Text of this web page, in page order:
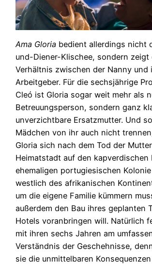
Ama Gloria bedient allerdings nicht
und-Diener-Klischee, sondern zeigt
Verhältnis zwischen der Nanny und
Arbeitgeber. Für die sechsjährige
Cleó ist Gloria sogar weit mehr als
Betreuungsperson, sondern ganz
unverzichtbare Ersatzmutter. Und
Mädchen von ihr auch nicht
Gloria sich nach dem Tod der
Heimatstadt auf den kapverdischen
ehemaligen portugiesischen
westlich des afrikanischen
um die eigene Familie kümmern
außerdem den Bau ihres geplanten
Hotels voranbringen will. Natürlich
mit ihren sechs Jahren am
Verständnis der Geschehnisse,
sie die unmittelbaren